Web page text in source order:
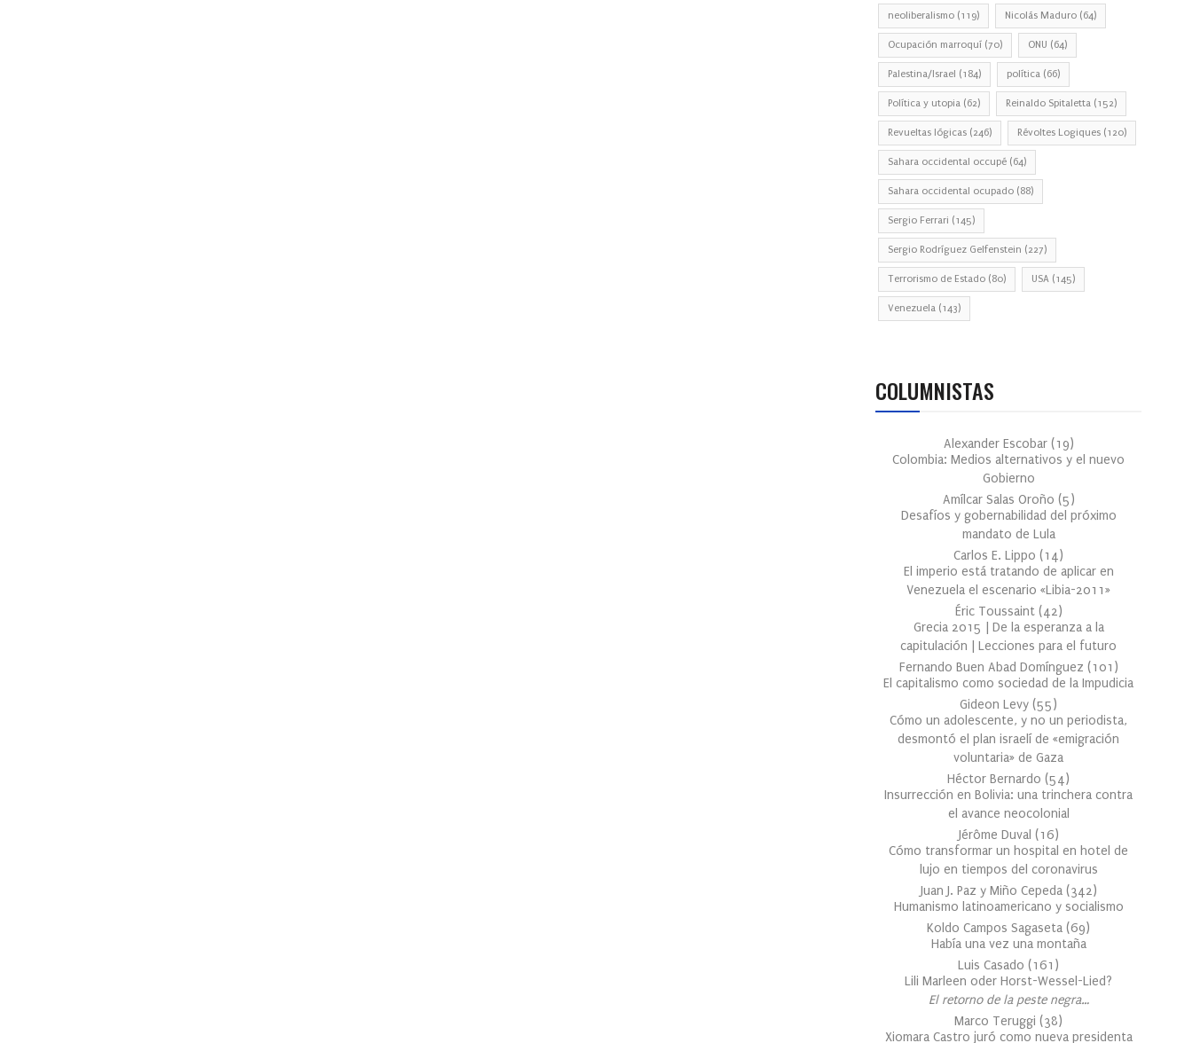
neoliberalismo (119) Nicolás Maduro (64)
Ocupación marroquí (70) ONU (64)
Palestina/Israel (184) política (66)
Política y utopia (62) Reinaldo Spitaletta (152)
Revueltas lógicas (246) Révoltes Logiques (120)
Sahara occidental occupé (64)
Sahara occidental ocupado (88)
Sergio Ferrari (145)
Sergio Rodríguez Gelfenstein (227)
Terrorismo de Estado (80) USA (145)
Venezuela (143)
COLUMNISTAS
Alexander Escobar (19)
Colombia: Medios alternativos y el nuevo
Gobierno
Amílcar Salas Oroño (5)
Desafíos y gobernabilidad del próximo
mandato de Lula
Carlos E. Lippo (14)
El imperio está tratando de aplicar en
Venezuela el escenario «Libia-2011»
Éric Toussaint (42)
Grecia 2015 | De la esperanza a la
capitulación | Lecciones para el futuro
Fernando Buen Abad Domínguez (101 )
El capitalismo como sociedad de la Impudicia
Gideon Levy (55)
Cómo un adolescente, y no un periodista,
desmontó el plan israelí de «emigración
voluntaria» de Gaza
Héctor Bernardo (54)
Insurrección en Bolivia: una trinchera contra
el avance neocolonial
Jérôme Duval (16)
Cómo transformar un hospital en hotel de
lujo en tiempos del coronavirus
Juan J. Paz y Miño Cepeda (342)
Humanismo latinoamericano y socialismo
Koldo Campos Sagaseta (69)
Había una vez una montaña
Luis Casado (161 )
Lili Marleen oder Horst-Wessel-Lied?
El retorno de la peste negra…
Marco Teruggi (38)
Xiomara Castro juró como nueva presidenta